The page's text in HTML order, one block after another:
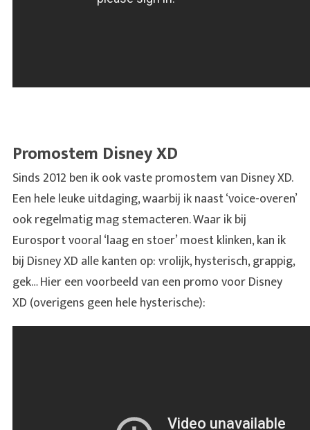
Promostem Disney XD
Sinds 2012 ben ik ook vaste promostem van Disney XD.
Een hele leuke uitdaging, waarbij ik naast ‘voice-overen’
ook regelmatig mag stemacteren. Waar ik bij
Eurosport vooral ‘laag en stoer’ moest klinken, kan ik
bij Disney XD alle kanten op: vrolijk, hysterisch, grappig,
gek… Hier een voorbeeld van een promo voor Disney
XD (overigens geen hele hysterische):